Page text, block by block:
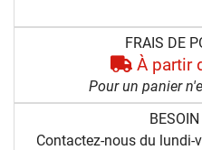
FRAIS DE
À partir
Pour un panier
Contactez-nous du lundi-